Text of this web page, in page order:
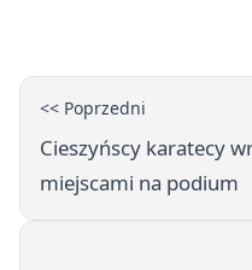
<< Poprzedni
Cieszyńscy karatecy
miejscami na podium